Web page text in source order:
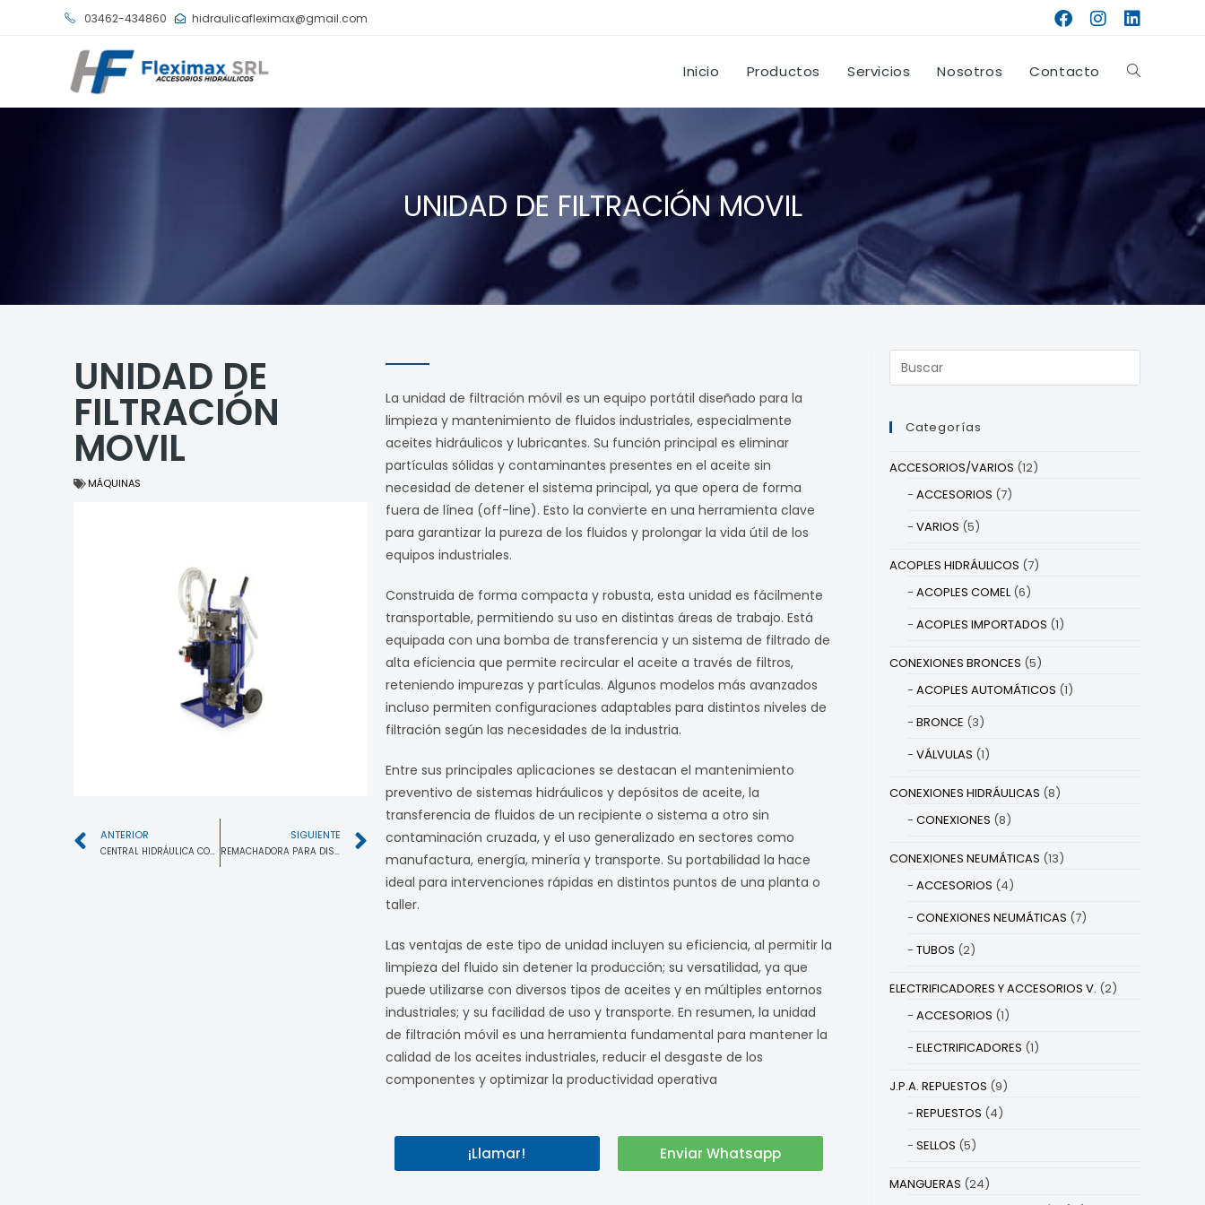
03462-434860 hidraulicafleximax@gmail.com
Inicio Productos Servicios Nosotros Contacto
UNIDAD DE FILTRACIÓN MOVIL
UNIDAD DE
FILTRACIÓN
MOVIL
MÁQUINAS
ANTERIOR
CENTRAL HIDRÁULICA CON MOTOR TRIFÁSICO
SIGUIENTE
REMACHADORA PARA DISCOS DE EMBRAGUE
La unidad de filtración móvil es un equipo portátil diseñado para la
limpieza y mantenimiento de fluidos industriales, especialmente
aceites hidráulicos y lubricantes. Su función principal es eliminar
partículas sólidas y contaminantes presentes en el aceite sin
necesidad de detener el sistema principal, ya que opera de forma
fuera de línea (off-line). Esto la convierte en una herramienta clave
para garantizar la pureza de los fluidos y prolongar la vida útil de los
equipos industriales.
Construida de forma compacta y robusta, esta unidad es fácilmente
transportable, permitiendo su uso en distintas áreas de trabajo. Está
equipada con una bomba de transferencia y un sistema de filtrado de
alta eficiencia que permite recircular el aceite a través de filtros,
reteniendo impurezas y partículas. Algunos modelos más avanzados
incluso permiten configuraciones adaptables para distintos niveles de
filtración según las necesidades de la industria.
Entre sus principales aplicaciones se destacan el mantenimiento
preventivo de sistemas hidráulicos y depósitos de aceite, la
transferencia de fluidos de un recipiente o sistema a otro sin
contaminación cruzada, y el uso generalizado en sectores como
manufactura, energía, minería y transporte. Su portabilidad la hace
ideal para intervenciones rápidas en distintos puntos de una planta o
taller.
Las ventajas de este tipo de unidad incluyen su eficiencia, al permitir la
limpieza del fluido sin detener la producción; su versatilidad, ya que
puede utilizarse con diversos tipos de aceites y en múltiples entornos
industriales; y su facilidad de uso y transporte. En resumen, la unidad
de filtración móvil es una herramienta fundamental para mantener la
calidad de los aceites industriales, reducir el desgaste de los
componentes y optimizar la productividad operativa
¡Llamar! Enviar Whatsapp
Categorías
ACCESORIOS/VARIOS (12)
ACCESORIOS (7)
VARIOS (5)
ACOPLES HIDRÁULICOS (7)
ACOPLES COMEL (6)
ACOPLES IMPORTADOS (1)
CONEXIONES BRONCES (5)
ACOPLES AUTOMÁTICOS (1)
BRONCE (3)
VÁLVULAS (1)
CONEXIONES HIDRÁULICAS (8)
CONEXIONES (8)
CONEXIONES NEUMÁTICAS (13)
ACCESORIOS (4)
CONEXIONES NEUMÁTICAS (7)
TUBOS (2)
ELECTRIFICADORES Y ACCESORIOS V. (2)
ACCESORIOS (1)
ELECTRIFICADORES (1)
J.P.A. REPUESTOS (9)
REPUESTOS (4)
SELLOS (5)
MANGUERAS (24)